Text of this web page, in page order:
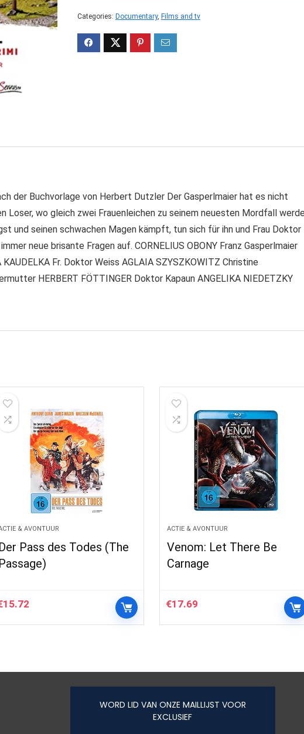
Categories: Documentary, Films and tv
der Buchvorlage von Herbert Dutzler Der Gasperlmaier hat es nicht
Loser, wo gleich zwei Frauenleichen zu seinem neuesten Mordfall
und seinen schwachen Magen kämpft, tun sich für ihn und Frau Doktor
neue brisante Fragen auf. CORNELIUS OBONY Franz Gasperlmaier
KAUDELKA Fr. Doktor Weiss AGLAIA SZYSZKOWITZ Christine
HERBERT FÖTTINGER Doktor Kapaun ANGELIKA NIEDETZKY
& AVONTUUR
Der Pass des Todes (The
Passage)
15.72
ACTIE & AVONTUUR
Venom: Let There Be
Carnage
€17.69
WORD LID VAN ONZE MAILLIJST VOOR
EXCLUSIEF